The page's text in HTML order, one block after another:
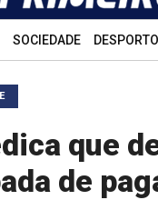
SOCIEDADE DESPORTO
que
de